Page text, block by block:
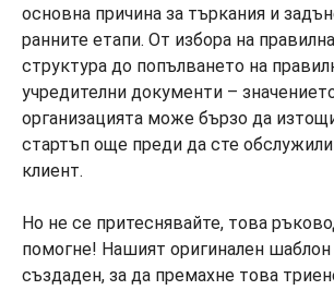
основна причина за търкания и
ранните етапи. От избора на
структура до попълването на
учредителни документи –
организацията може бързо да
стартъп още преди да сте
клиент.
Но не се притеснявайте, това
помогне! Нашият оригинален шаблон
създаден, за да премахне това